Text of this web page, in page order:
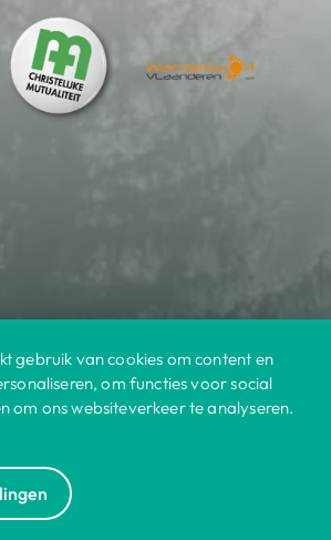
Contact
gebruik van cookies om content en
om functies voor social
om ons websiteverkeer te analyseren.